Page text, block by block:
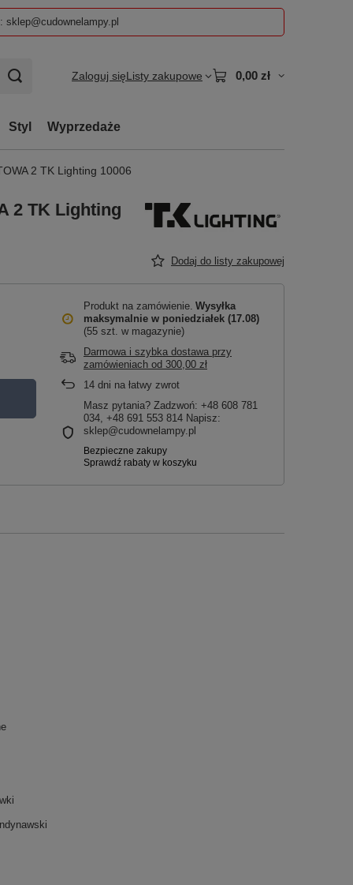
sklep@cudownelampy.pl
Zaloguj sięListy zakupowe 0,00 zł
Styl Wyprzedaże
2 TK Lighting 10006
2 TK Lighting
Dodaj do listy zakupowej
Produkt na zamówienie Wysyłka
maksymalnie w poniedziałek (17.08)
(55 szt. w magazynie)
Darmowa i szybka dostawa przy
zamówieniach od 300,00 zł
14 dni na łatwy zwrot
Masz pytania? Zadzwoń: +48 608 781
034, +48 691 553 814 Napisz:
sklep@cudownelampy.pl